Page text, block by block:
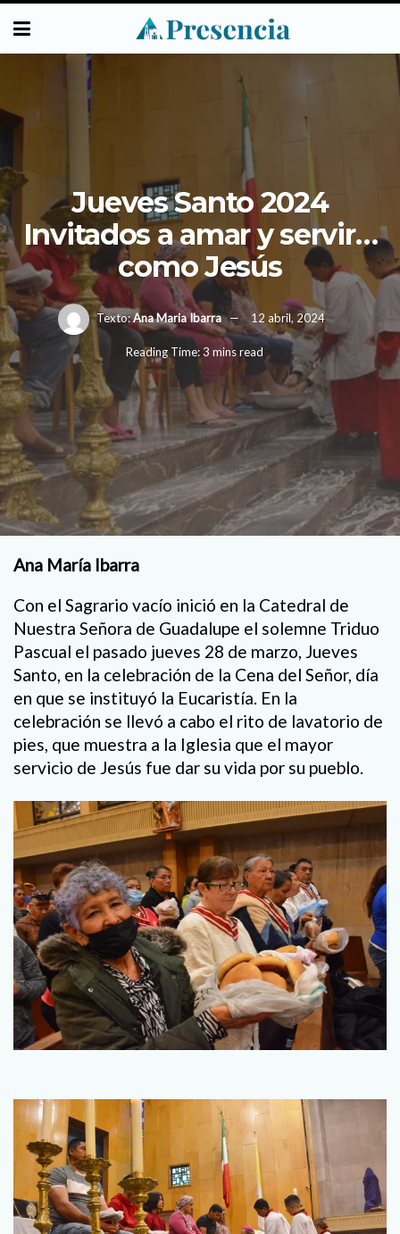
Jueves Santo 2024
Invitados a amar y servir…
como Jesús
Texto:Ana Maria Ibarra 12 abril, 2024
Reading Time: 3 mins read
Ana María Ibarra
Con el Sagrario vacío inició en la Catedral de
Nuestra Señora de Guadalupe el solemne Triduo
Pascual el pasado jueves 28 de marzo, Jueves
Santo, en la celebración de la Cena del Señor, día
en que se instituyó la Eucaristía. En la
celebración se llevó a cabo el rito de lavatorio de
pies, que muestra a la Iglesia que el mayor
servicio de Jesús fue dar su vida por su pueblo.